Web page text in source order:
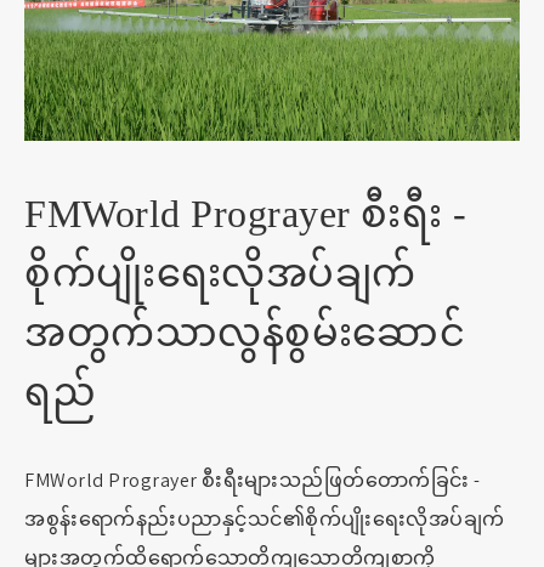
FMWorld Prograyer စီးရီး -
စိုက်ပျိုးရေးလိုအပ်ချက်
အတွက်သာလွန်စွမ်းဆောင်
ရည်
FMWorld Prograyer စီးရီးများသည်ဖြတ်တောက်ခြင်း -
အစွန်းရောက်နည်းပညာနှင့်သင်၏စိုက်ပျိုးရေးလိုအပ်ချက်
များအတွက်ထိရောက်သောတိကျသောတိကျစာကို